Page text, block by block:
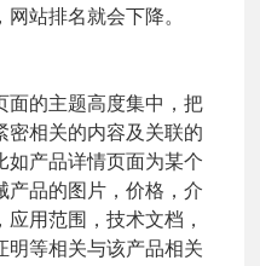
站排名就会下降。
面的主题高度集中，把
密相关的内容及关联的
如产品详情页面为某个
产品的图片，价格，介
用范围，技术文档，
明等相关与该产品相关